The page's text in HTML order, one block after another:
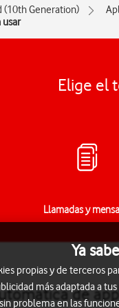
(10th Generation)
usar
Elige el
Llamadas y
de
Ya
propias y de terceros
más adaptada a
problema en las